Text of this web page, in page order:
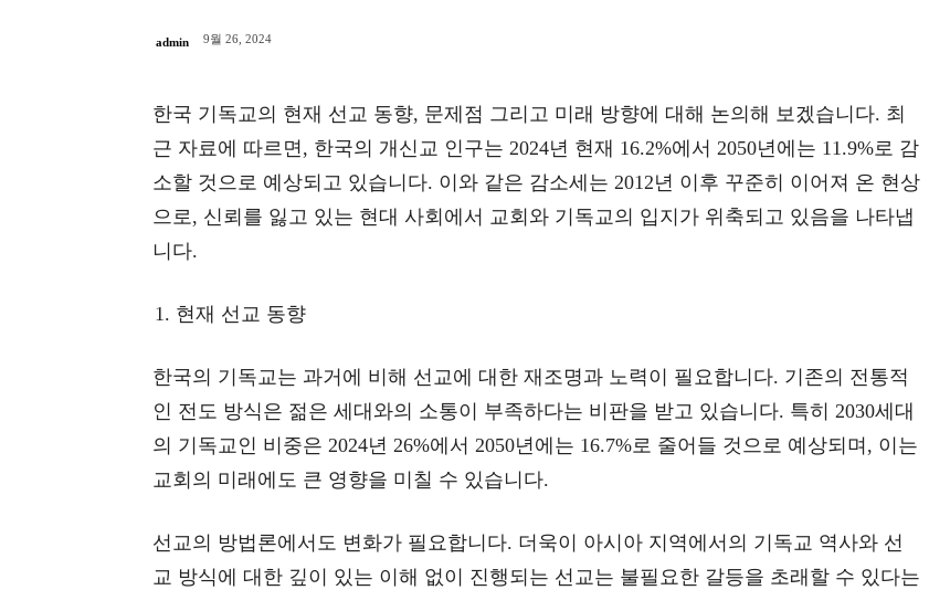
admin 9월 26, 2024
한국 기독교의 현재 선교 동향, 문제점 그리고 미래 방향에 대해 논의해 보겠습니다. 최
근 자료에 따르면, 한국의 개신교 인구는 2024년 현재 16.2%에서 2050년에는 11.9%로 감
소할 것으로 예상되고 있습니다. 이와 같은 감소세는 2012년 이후 꾸준히 이어져 온 현상
으로, 신뢰를 잃고 있는 현대 사회에서 교회와 기독교의 입지가 위축되고 있음을 나타냅
니다.
현재 선교 동향
한국의 기독교는 과거에 비해 선교에 대한 재조명과 노력이 필요합니다. 기존의 전통적
인 전도 방식은 젊은 세대와의 소통이 부족하다는 비판을 받고 있습니다. 특히 2030세대
의 기독교인 비중은 2024년 26%에서 2050년에는 16.7%로 줄어들 것으로 예상되며, 이는
교회의 미래에도 큰 영향을 미칠 수 있습니다.
선교의 방법론에서도 변화가 필요합니다. 더욱이 아시아 지역에서의 기독교 역사와 선
교 방식에 대한 깊이 있는 이해 없이 진행되는 선교는 불필요한 갈등을 초래할 수 있다는